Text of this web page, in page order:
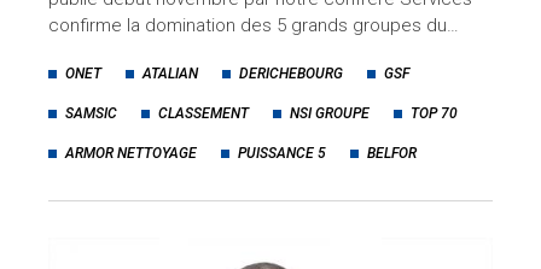
confirme la domination des 5 grands groupes du…
ONET ATALIAN DERICHEBOURG GSF
SAMSIC CLASSEMENT NSI GROUPE TOP 70
ARMOR NETTOYAGE PUISSANCE 5 BELFOR